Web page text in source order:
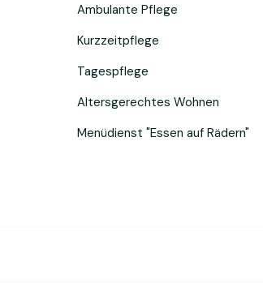
Ambulante Pflege
Kurzzeitpflege
Tagespflege
Altersgerechtes Wohnen
Menüdienst "Essen auf Rädern"